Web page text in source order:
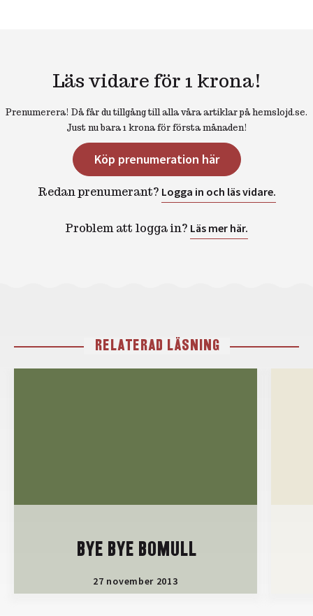
Läs vidare för 1 krona!
Prenumerera! Då får du tillgång till alla våra artiklar på hemslojd.se.
Just nu bara 1 krona för första månaden!
Köp prenumeration här
Redan prenumerant? Logga in och läs vidare.
Problem att logga in? Läs mer här.
RELATERAD LÄSNING
BYE BYE BOMULL
27 november 2013